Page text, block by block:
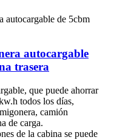
autocargable
trasera
que puede ahorrar
todos los días,
camión
de carga.
de la cabina se puede